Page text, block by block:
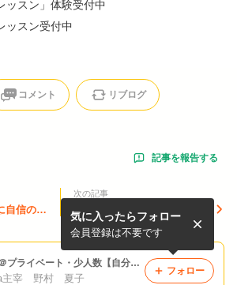
ッスン」体験受付中
ッスン受付中
コメント リブログ
記事を報告する
自信のな
次の記事
板橋・ヨガ＠プライベート・少人数【自分らしく生き生きとスムーズに！】
主宰 野村 夏子
気に入ったらフォロー
会員登録は不要です
フォロー